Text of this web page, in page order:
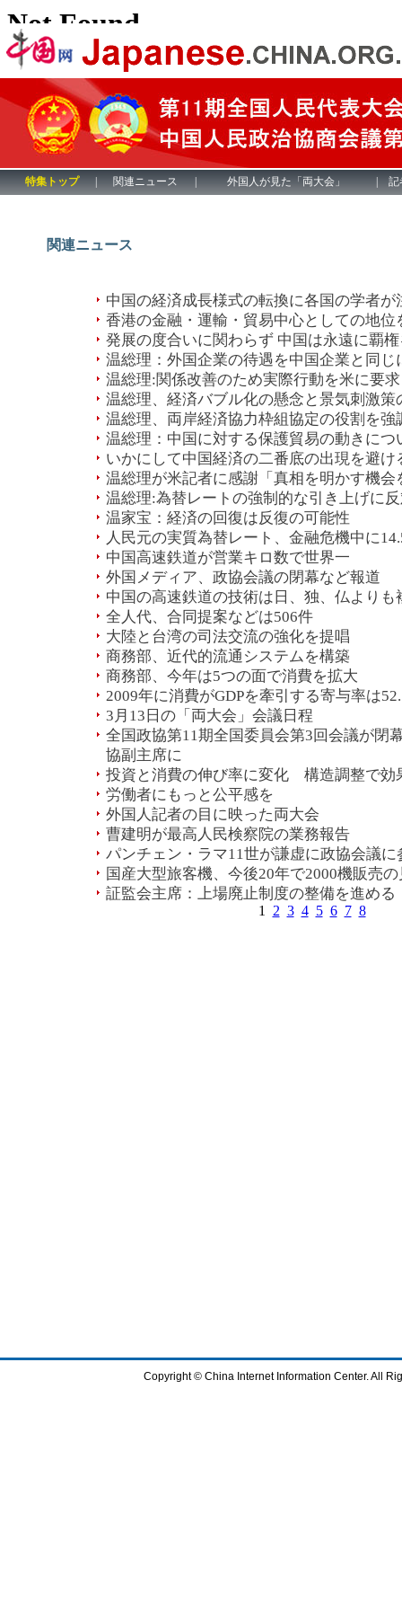
関連ニュース
中国の経済成長様式の転換に各国の学者が
香港の金融・運輸・貿易中心としての地位
発展の度合いに関わらず 中国は永遠に覇
温総理：外国企業の待遇を中国企業と同じ
温総理:関係改善のため実際行動を米に要求
温総理、経済バブル化の懸念と景気刺激策
温総理、両岸経済協力枠組協定の役割を強
温総理：中国に対する保護貿易の動きにつ
いかにして中国経済の二番底の出現を避け
温総理が米記者に感謝「真相を明かす機会
温総理:為替レートの強制的な引き上げに
温家宝：経済の回復は反復の可能性
人民元の実質為替レート、金融危機中に
中国高速鉄道が営業キロ数で世界一
外国メディア、政協会議の閉幕など報道
中国の高速鉄道の技術は日、独、仏よりも
全人代、合同提案などは506件
大陸と台湾の司法交流の強化を提唱
商務部、近代的流通システムを構築
商務部、今年は5つの面で消費を拡大
2009年に消費がGDPを牽引する寄与率は
3月13日の「両大会」会議日程
全国政協第11期全国委員会第3回会議が
協副主席に
投資と消費の伸び率に変化 構造調整で効
労働者にもっと公平感を
外国人記者の目に映った両大会
曹建明が最高人民検察院の業務報告
パンチェン・ラマ11世が謙虚に政協会議に
国産大型旅客機、今後20年で2000機販売
証監会主席：上場廃止制度の整備を進める
1 2 3 4 5 6 7 8
Copyright © China Internet Information Center. All